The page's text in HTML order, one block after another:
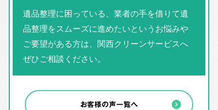
遺品整理に困っている、業者の手を借りて遺
品整理をスムーズに進めたいというお悩みや
ご要望がある方は、関西クリーンサービスへ
ぜひご相談ください。
お客様の声一覧へ